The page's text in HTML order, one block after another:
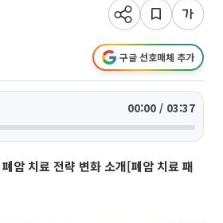
구글 선호매체 추가
00:00 / 03:37
암 치료 전략 변화 소개[폐암 치료 패